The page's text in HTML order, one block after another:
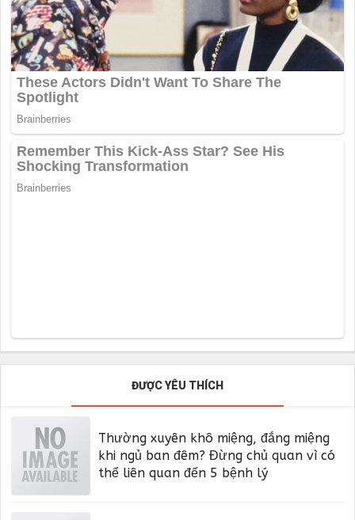
ĐƯỢC YÊU THÍCH
Thường xuyên khô miệng, đắng miệng
khi ngủ ban đêm? Đừng chủ quan vì có
thể liên quan đến 5 bệnh lý